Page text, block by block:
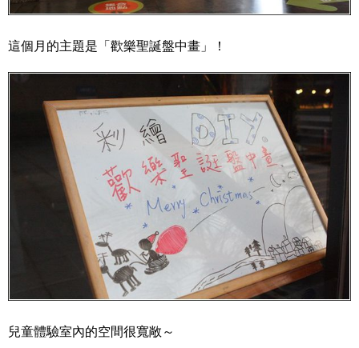
這個月的主題是「歡樂聖誕盤中畫」！
兒童體驗室內的空間很寬敞～